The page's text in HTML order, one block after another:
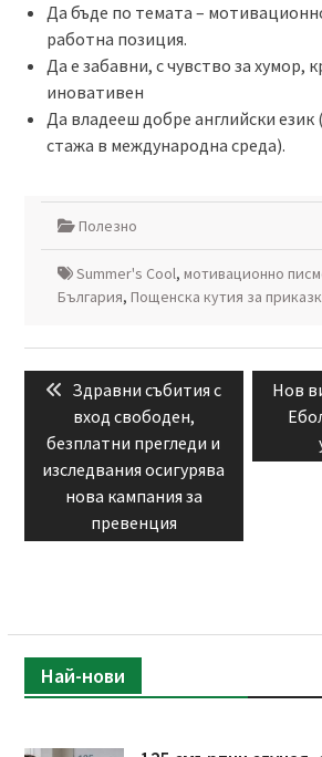
Да бъде по темата –
работна позиция.
Да е забавни, с чувство за хумор,
иновативен
Да владееш добре английски език
стажа в международна среда).
Полезно
Summer's Cool, мотивационно
България, Пощенска кутия за
Навигация
Previous
post:
Здравни събития с
вход свободен,
безплатни прегледи и
изследвания осигурява
нова кампания за
превенция
Next
post:
Нов
Най-нови